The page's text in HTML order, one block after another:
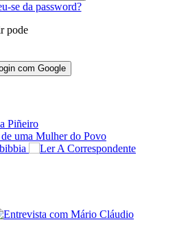
se da password?
pode
com Google